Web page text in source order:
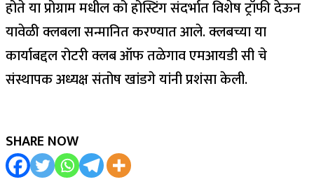
होते या प्रोग्राम मधील को होस्टिंग संदर्भात विशेष ट्रॉफी देऊन
यावेळी क्लबला सन्मानित करण्यात आले. क्लबच्या या
कार्याबद्दल रोटरी क्लब ऑफ तळेगाव एमआयडी सी चे
संस्थापक अध्यक्ष संतोष खांडगे यांनी प्रशंसा केली.
SHARE NOW